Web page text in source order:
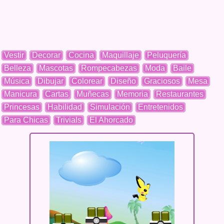
Vestir Decorar Cocina Maquillaje
Peluquería
Belleza
Mascotas Rompecabezas Moda
Baile
Música
Dibujar Colorear Diseño Graciosos
Mesa
Manicura
Cartas Muñecas Memoria
Restaurantes
Princesas
Habilidad Simulación
Entretenidos
Para Chicas
Trivials El Ahorcado